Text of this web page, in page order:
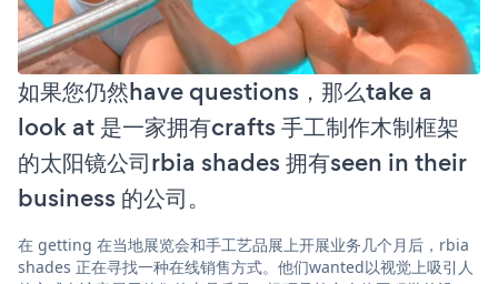
如果您仍然have questions，那么take a
look at 是一家拥有crafts 手工制作木制框架
的太阳镜公司rbia shades 拥有seen in their
business 的公司。
在 getting 在当地展览会和手工艺品展上开展业务几个月后，rbia
shades 正在寻找一种在线销售方式。他们wanted以视觉上吸引人